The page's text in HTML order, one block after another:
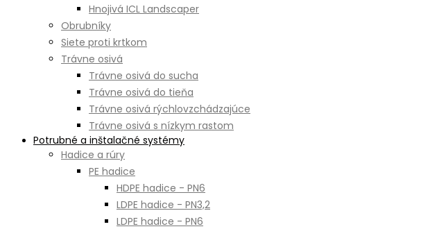
Hnojivá ICL Landscaper
Obrubníky
Siete proti krtkom
Trávne osivá
Trávne osivá do sucha
Trávne osivá do tieňa
Trávne osivá rýchlovzchádzajúce
Trávne osivá s nízkym rastom
Potrubné a inštalačné systémy
Hadice a rúry
PE hadice
HDPE hadice - PN6
LDPE hadice - PN3,2
LDPE hadice - PN6